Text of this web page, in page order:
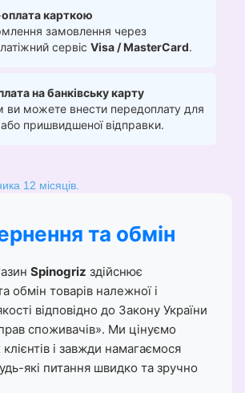
карткою
замовлення через
сервіс Visa / MasterCard.
на банківську карту
ви можете внести передоплату для
пришвидшеної відправки.
12 місяців.
та обмін
Spinogriz здійснює
обмін товарів належної і
відповідно до Закону України
споживачів». Ми цінуємо
і завжди намагаємося
які питання швидко та зручно